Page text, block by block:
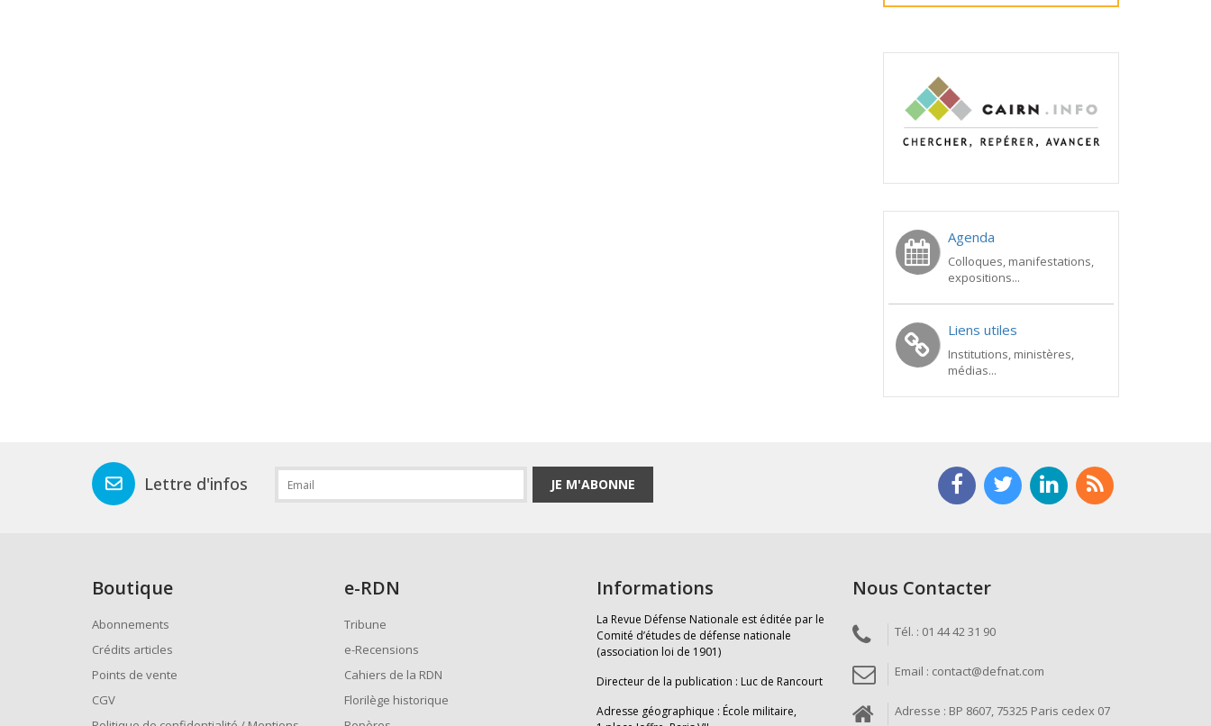
Agenda
Colloques, manifestations,
expositions...
Liens utiles
Institutions, ministères,
médias...
Lettre d'infos JE M'ABONNE
Boutique
Abonnements
Crédits articles
Points de vente
CGV
e-RDN
Tribune
e-Recensions
Cahiers de la RDN
Florilège historique
Informations
La Revue Défense Nationale est éditée par le
Comité d’études de défense nationale
(association loi de 1901)
Directeur de la publication : Luc de Rancourt
Adresse géographique : École militaire,
Nous Contacter
Tél. : 01 44 42 31 90
Email : contact@defnat.com
Adresse : BP 8607, 75325 Paris cedex 07